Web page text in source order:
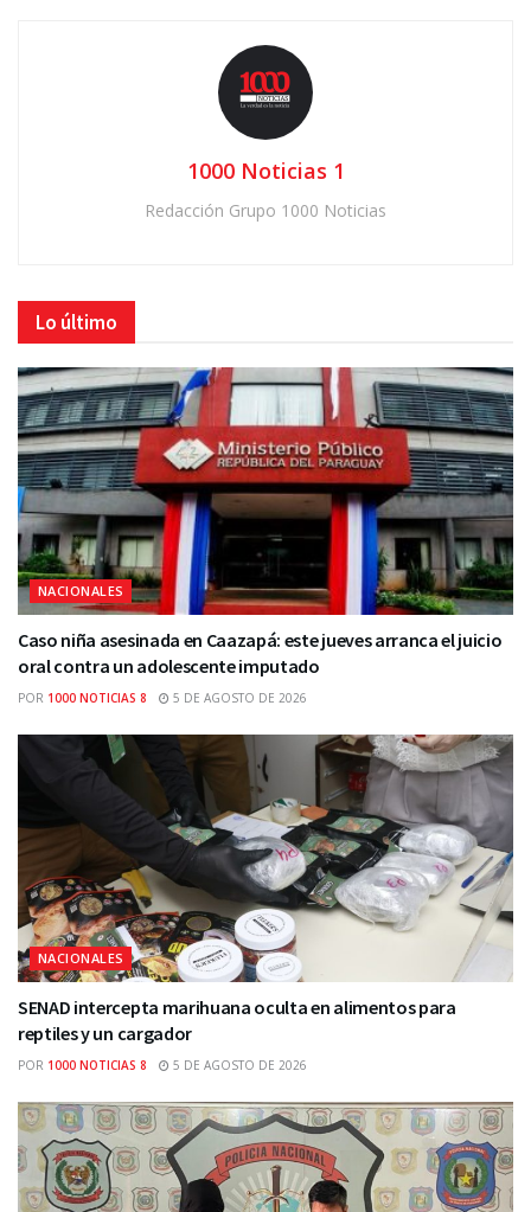
1000 Noticias 1
Redacción Grupo 1000 Noticias
Lo último
NACIONALES
Caso niña asesinada en Caazapá: este jueves arranca el juicio
oral contra un adolescente imputado
POR 1000 NOTICIAS 8 5 DE AGOSTO DE 2026
NACIONALES
SENAD intercepta marihuana oculta en alimentos para
reptiles y un cargador
POR 1000 NOTICIAS 8 5 DE AGOSTO DE 2026